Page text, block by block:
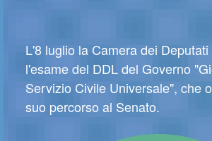
L'8 luglio la Camera dei
l'esame del DDL del Governo
Servizio Civile Universale", che
suo percorso al Senato.